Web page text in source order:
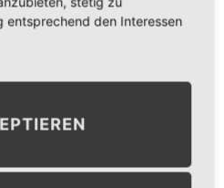
entsprechend den Interessen